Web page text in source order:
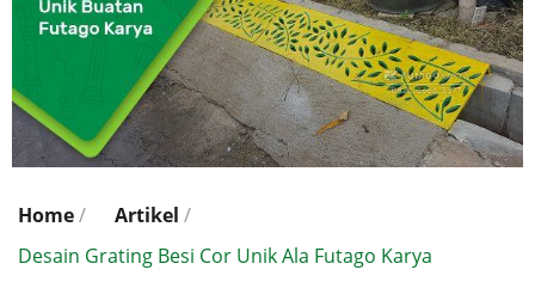
Home/ Artikel /
Desain Grating Besi Cor Unik Ala Futago Karya